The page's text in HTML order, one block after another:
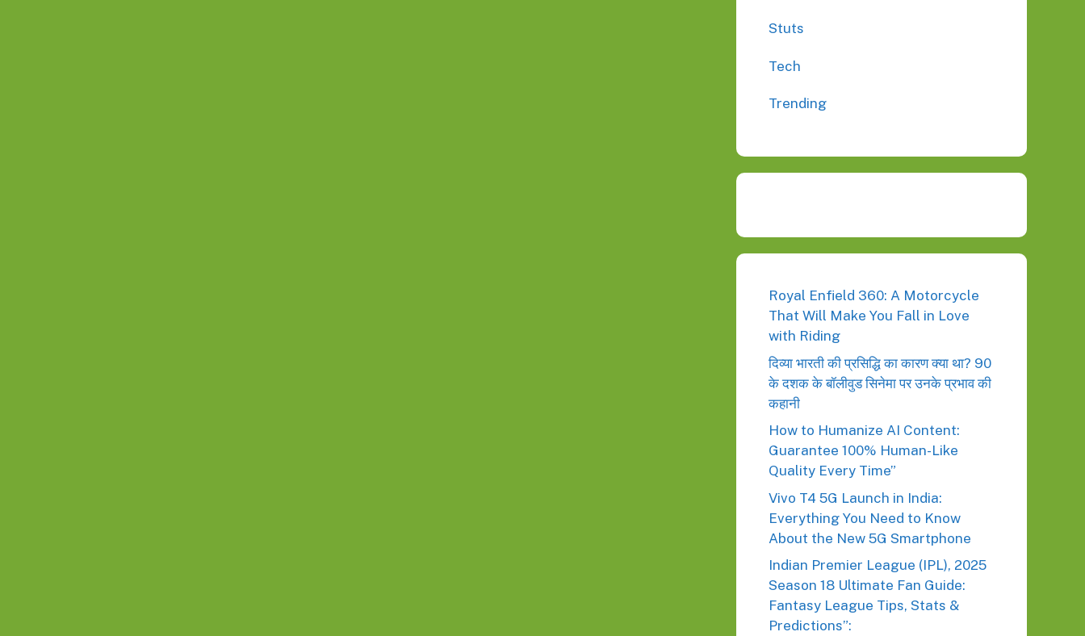
Stuts
Tech
Trending
Royal Enfield 360: A Motorcycle
That Will Make You Fall in Love
with Riding
दिव्या भारती की प्रसिद्धि का कारण क्या था? 90
के दशक के बॉलीवुड सिनेमा पर उनके प्रभाव की
कहानी
How to Humanize AI Content:
Guarantee 100% Human-Like
Quality Every Time”
Vivo T4 5G Launch in India:
Everything You Need to Know
About the New 5G Smartphone
Indian Premier League (IPL), 2025
Season 18 Ultimate Fan Guide:
Fantasy League Tips, Stats &
Predictions”: